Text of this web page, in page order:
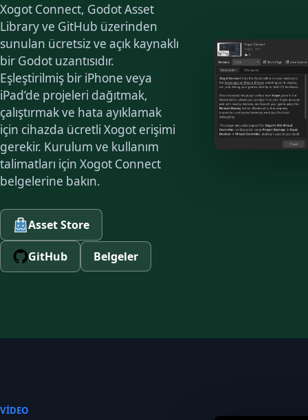
Xogot Connect, Godot Asset
Library ve GitHub üzerinden
sunulan ücretsiz ve açık kaynaklı
bir Godot uzantısıdır.
Eşleştirilmiş bir iPhone veya
iPad’de projeleri dağıtmak,
çalıştırmak ve hata ayıklamak
için cihazda ücretli Xogot erişimi
gerekir. Kurulum ve kullanım
talimatları için Xogot Connect
belgelerine bakın.
Asset Store
GitHub Belgeler
VIDEO